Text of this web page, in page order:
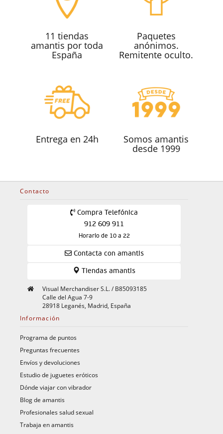
11 tiendas
amantis por toda
España
Paquetes
anónimos.
Remitente oculto.
Entrega en 24h Somos amantis
desde 1999
Contacto
Compra Telefónica
912 609 911
Horario de 10 a 22
Contacta con amantis
Tiendas amantis
Visual Merchandiser S.L. / B85093185
Calle del Agua 7-9
28918 Leganés, Madrid, España
Información
Programa de puntos
Preguntas frecuentes
Envíos y devoluciones
Estudio de juguetes eróticos
Dónde viajar con vibrador
Blog de amantis
Profesionales salud sexual
Trabaja en amantis